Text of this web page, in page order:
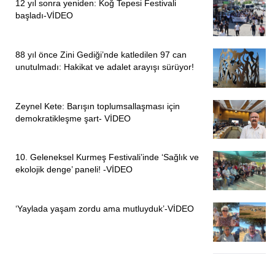
“BIRAKTIĞI HAKİKAT MÜCADELESİ YOLUMUZ
Demokratik Alevi Dernekleri (DAD) ise açıklamasında
şunları söyledi:
oğlu Hasan Ocak şahsında tüm faili meçhuller adına
hakikat arayışı mücadelesinde öncü rolü, onurlu duruşu ile
mücadelesi yolumuz aydınlatacaktır. Anısına saygıyla.
Devri assan olsun.”
“ONURLU MÜCADELESİ, BU DÜZENİN UTANCINI
12 yıl sonra yeniden: Koğ Tepesi Festivali
başladı-VİDEO
88 yıl önce Zini Gediği’nde katledilen 97 can
unutulmadı: Hakikat ve adalet arayışı sürüyor!
Zeynel Kete: Barışın toplumsallaşması için
demokratikleşme şart- VİDEO
10. Geleneksel Kurmeş Festivali’inde ‘Sağlık ve
ekolojik denge’ paneli! -VİDEO
‘Yaylada yaşam zordu ama mutluyduk’-VİDEO